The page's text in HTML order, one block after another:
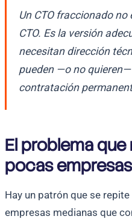
Un CTO fraccionado
CTO. Es la versión
necesitan dirección
pueden —o no
contratación
El problema que
pocas
Hay un patrón que se
empresas medianas que